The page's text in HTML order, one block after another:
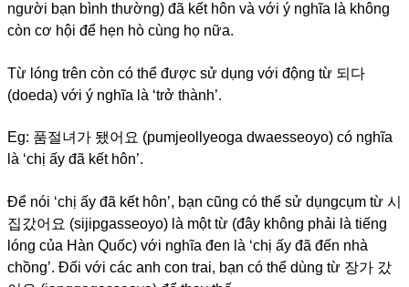
người bạn bình thường) đã kết hôn và với ý nghĩa là không
còn cơ hội để hẹn hò cùng họ nữa.
Từ lóng trên còn có thể được sử dụng với động từ 되다
(doeda) với ý nghĩa là ‘trở thành’.
Eg: 품절녀가 됐어요 (pumjeollyeoga dwaesseoyo) có nghĩa
là ‘chị ấy đã kết hôn’.
Để nói ‘chị ấy đã kết hôn’, bạn cũng có thể sử dụngcụm từ 시
집갔어요 (sijipgasseoyo) là một từ (đây không phải là tiếng
lóng của Hàn Quốc) với nghĩa đen là ‘chị ấy đã đến nhà
chồng’. Đối với các anh con trai, bạn có thể dùng từ 장가 갔